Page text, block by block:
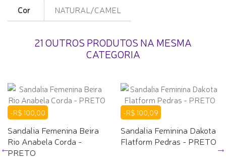
Cor NATURAL/CAMEL
21 OUTROS PRODUTOS NA MESMA
CATEGORIA
-R$ 100,00
Sandalia Femenina Beira
Rio Anabela Corda -
PRETO
-R$ 100,09
Sandalia Feminina Dakota
Flatform Pedras - PRETO